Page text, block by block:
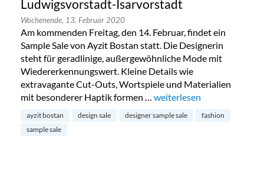
Ludwigsvorstadt-Isarvorstadt
Wochenende, 13. Februar 2020
Am kommenden Freitag, den 14. Februar, findet ein
Sample Sale von Ayzit Bostan statt. Die Designerin
steht für geradlinige, außergewöhnliche Mode mit
Wiedererkennungswert. Kleine Details wie
extravagante Cut-Outs, Wortspiele und Materialien
mit besonderer Haptik formen … „Ayzit Bostan Sample
weiterlesen
ayzit bostan design sale designer sample sale
fashion
sample sale